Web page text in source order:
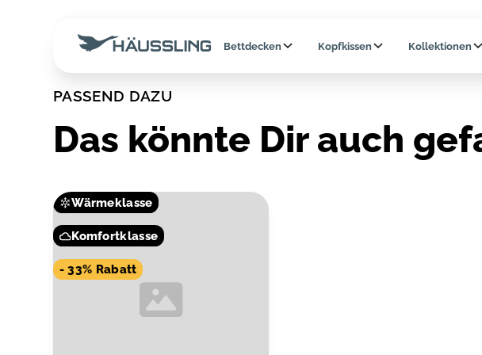
Bettdecken Kopfkissen Kollektionen
PASSEND DAZU
Das könnte Dir auch
Wärmeklasse
Komfortklasse
- 33% Rabatt